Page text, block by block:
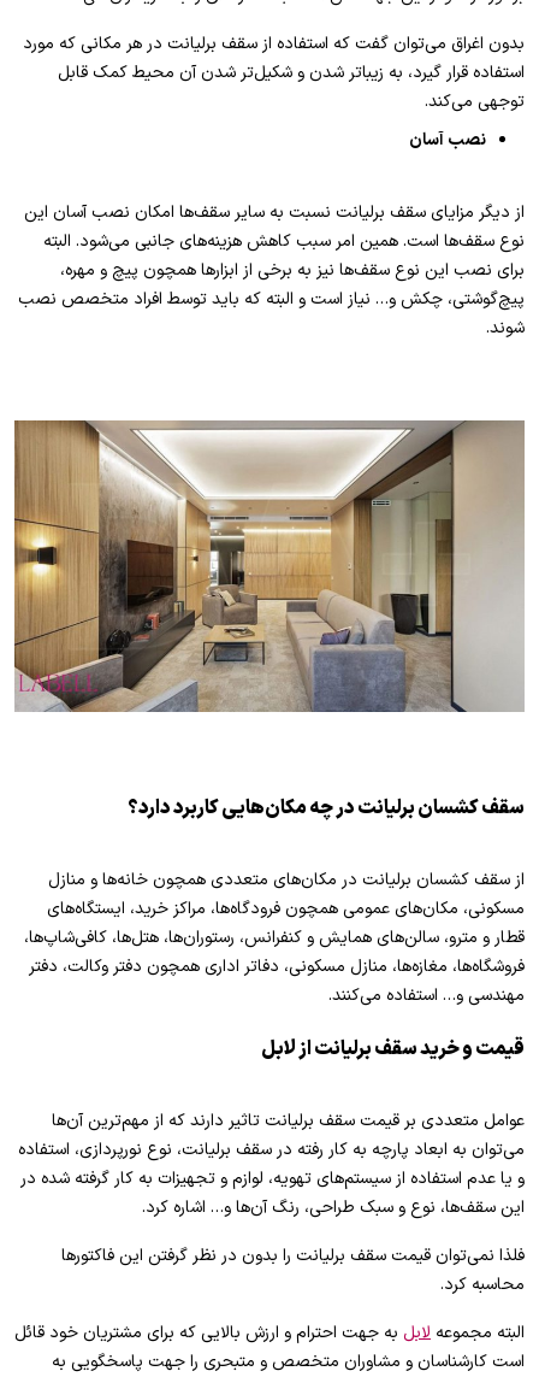
بدون اغراق می‌توان گفت که استفاده از سقف برلیانت در هر مکانی که مورد
استفاده قرار گیرد، به زیباتر شدن و شکیل‌تر شدن آن محیط کمک قابل
توجهی می‌کند.
نصب آسان
از دیگر مزایای سقف برلیانت نسبت به سایر سقف‌ها امکان نصب آسان این
نوع سقف‌ها است. همین امر سبب کاهش هزینه‌های جانبی می‌شود. البته
برای نصب این نوع سقف‌ها نیز به برخی از ابزارها همچون پیچ و مهره،
پیچ‌گوشتی، چکش و… نیاز است و البته که باید توسط افراد متخصص نصب
شوند.
سقف کشسان برلیانت در چه مکان‌هایی کاربرد دارد؟
از سقف کشسان برلیانت در مکان‌های متعددی همچون خانه‌ها و منازل
مسکونی، مکان‌های عمومی همچون فرودگاه‌ها، مراکز خرید، ایستگاه‌های
قطار و مترو، سالن‌های همایش و کنفرانس، رستوران‌ها، هتل‌ها، کافی‌شاپ‌ها،
فروشگاه‌ها، مغازه‌ها، منازل مسکونی، دفاتر اداری همچون دفتر وکالت، دفتر
مهندسی و… استفاده می‌کنند.
قیمت و خرید سقف برلیانت از لابل
عوامل متعددی بر قیمت سقف برلیانت تاثیر دارند که از مهم‌ترین آن‌ها
می‌توان به ابعاد پارچه به کار رفته در سقف برلیانت، نوع نورپردازی، استفاده
و یا عدم استفاده از سیستم‌های تهویه، لوازم و تجهیزات به کار گرفته شده در
این سقف‌ها، نوع و سبک طراحی، رنگ آن‌ها و… اشاره کرد.
فلذا نمی‌توان قیمت سقف برلیانت را بدون در نظر گرفتن این فاکتورها
محاسبه کرد.
البته مجموعه لابل به جهت احترام و ارزش بالایی که برای مشتریان خود قائل
است کارشناسان و مشاوران متخصص و متبحری را جهت پاسخگویی به